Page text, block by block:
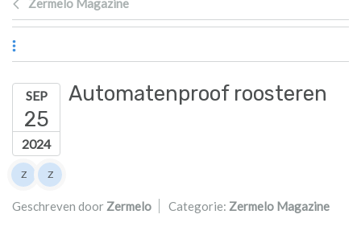
Zermelo Magazine
SEP
25
2024
Automatenproof roosteren
Lijst van auteurs
Z Z
Geschreven door Zermelo Categorie: Zermelo Magazine